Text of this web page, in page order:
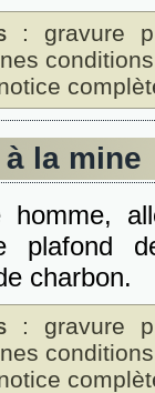
: gravure
la mine
homme,
plafond
charbon.
: gravure